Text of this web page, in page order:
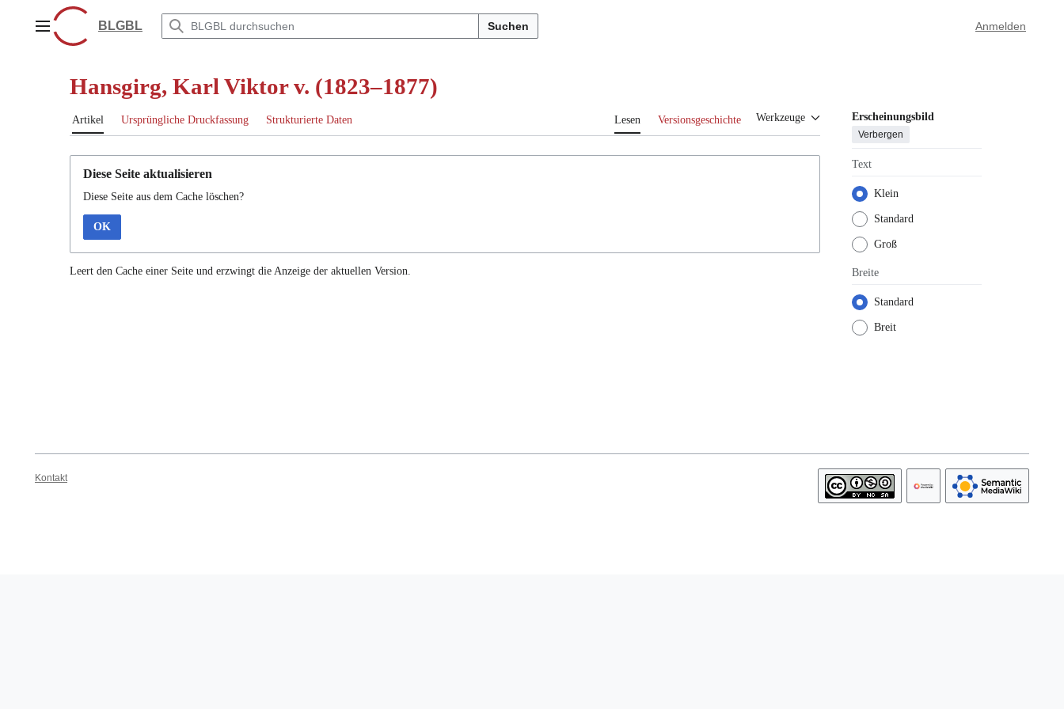
springenHauptmenüBLGBL Suchen Anmelden
Hansgirg, Karl Viktor v. (1823–1877)
Artikel Ursprüngliche Druckfassung Strukturierte Daten Lesen Versionsgeschichte Werkzeuge Erscheinungsbild
Verbergen
Text
Klein
Standard
Groß
Breite
Standard
Breit
Diese Seite aktualisieren
Diese Seite aus dem Cache löschen?
OK
Leert den Cache einer Seite und erzwingt die Anzeige der aktuellen Version.
Kontakt